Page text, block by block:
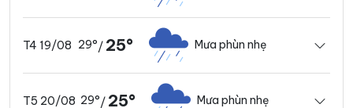
T4 19/08 29°/ 25° Mưa phùn nhẹ
T5 20/08 29°/ 25° Mưa phùn nhẹ